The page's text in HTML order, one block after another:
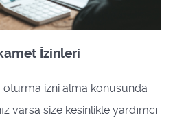
İzinleri
oturma izni alma konusunda
varsa size kesinlikle yardımcı